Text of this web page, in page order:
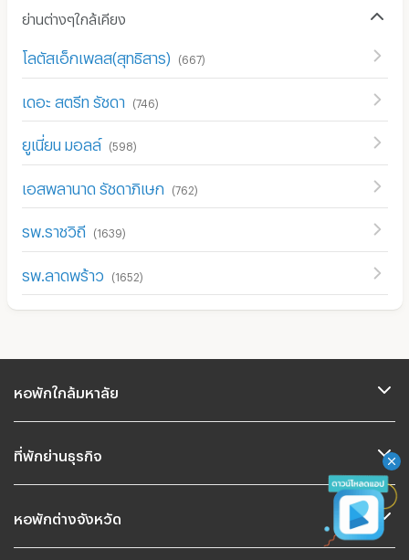
ย่านต่างๆใกล้เคียง
โลตัสเอ็กเพลส(สุทธิสาร) (667)
เดอะ สตรีท รัชดา (746)
ยูเนี่ยน มอลล์ (598)
เอสพลานาด รัชดาภิเษก (762)
รพ.ราชวิถี (1639)
รพ.ลาดพร้าว (1652)
หอพักใกล้มหาลัย
ที่พักย่านธุรกิจ
หอพักต่างจังหวัด